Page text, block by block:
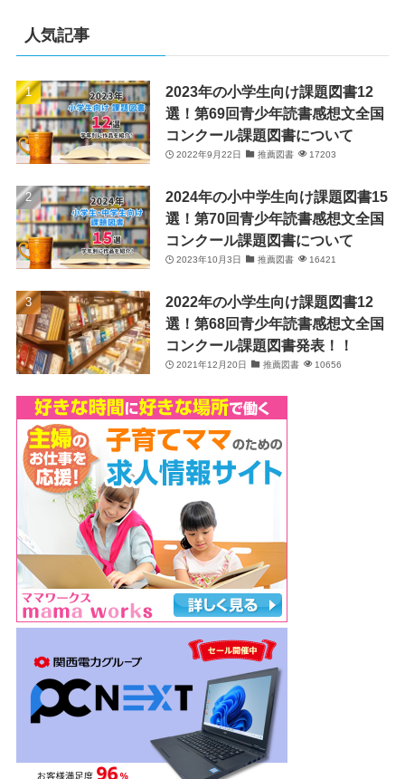
人気記事
2023年の小学生向け課題図書12
選！第69回青少年読書感想文全国
コンクール課題図書について
2022年9月22日 推薦図書 17203
2024年の小中学生向け課題図書15
選！第70回青少年読書感想文全国
コンクール課題図書について
2023年10月3日 推薦図書 16421
2022年の小学生向け課題図書12
選！第68回青少年読書感想文全国
コンクール課題図書発表！！
2021年12月20日 推薦図書 10656